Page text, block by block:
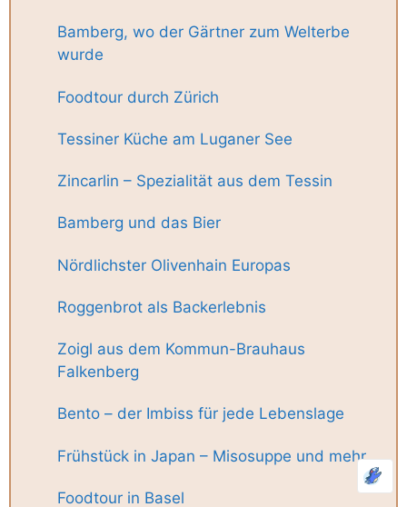
Bamberg, wo der Gärtner zum Welterbe
wurde
Foodtour durch Zürich
Tessiner Küche am Luganer See
Zincarlin – Spezialität aus dem Tessin
Bamberg und das Bier
Nördlichster Olivenhain Europas
Roggenbrot als Backerlebnis
Zoigl aus dem Kommun-Brauhaus
Falkenberg
Bento – der Imbiss für jede Lebenslage
Frühstück in Japan – Misosuppe und mehr
Foodtour in Basel